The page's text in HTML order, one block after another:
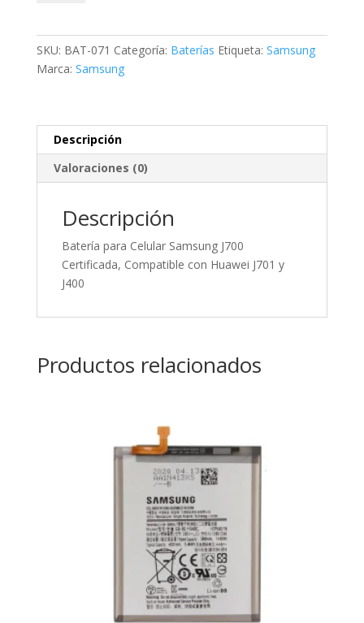
SKU: BAT-071 Categoría: Baterías Etiqueta: Samsung
Marca: Samsung
Descripción
Valoraciones (0)
Descripción
Batería para Celular Samsung J700
Certificada, Compatible con Huawei J701 y
J400
Productos relacionados